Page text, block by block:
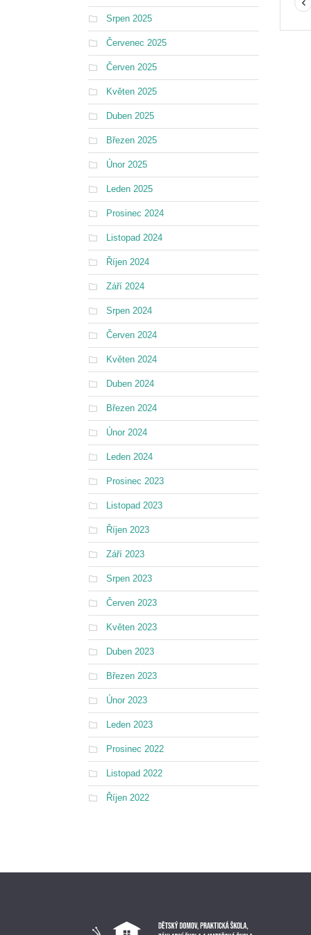
Srpen 2025
Červenec 2025
Červen 2025
Květen 2025
Duben 2025
Březen 2025
Únor 2025
Leden 2025
Prosinec 2024
Listopad 2024
Říjen 2024
Září 2024
Srpen 2024
Červen 2024
Květen 2024
Duben 2024
Březen 2024
Únor 2024
Leden 2024
Prosinec 2023
Listopad 2023
Říjen 2023
Září 2023
Srpen 2023
Červen 2023
Květen 2023
Duben 2023
Březen 2023
Únor 2023
Leden 2023
Prosinec 2022
Listopad 2022
Říjen 2022